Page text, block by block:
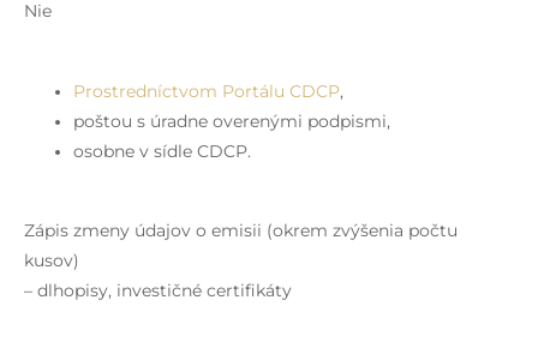
Nie
Prostredníctvom Portálu CDCP,
poštou s úradne overenými podpismi,
osobne v sídle CDCP.
Zápis zmeny údajov o emisii (okrem zvýšenia počtu
kusov)
– dlhopisy, investičné certifikáty